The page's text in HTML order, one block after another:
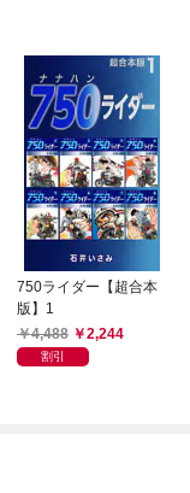
750ライダー【超合本
版】1
4,488
2,244
割引